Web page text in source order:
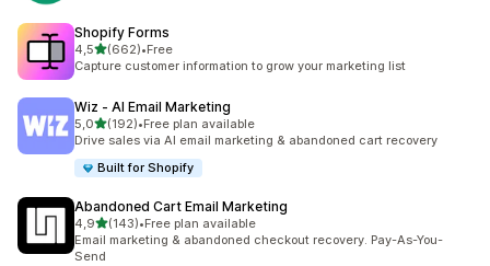
Shopify Forms
4,5av 5 stjerner
(662)
Totalt 662 omtaler
•Free
Capture customer information to grow your marketing list
Wiz ‑ AI Email Marketing
5,0av 5 stjerner
(192)
Totalt 192 omtaler
•Free plan available
Drive sales via AI email marketing & abandoned cart recovery
Built for Shopify
Abandoned Cart Email Marketing
4,9av 5 stjerner
(143)
Totalt 143 omtaler
•Free plan available
Email marketing & abandoned checkout recovery. Pay-As-You-
Send